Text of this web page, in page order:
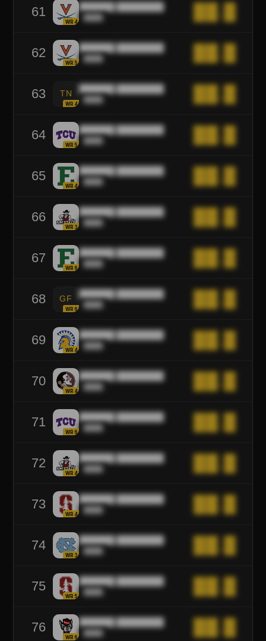
61
WR4
██████ ████████
████
62
WR5
██████ ████████
████
63 TN
WR4
██████ ████████
████
64
WR5
██████ ████████
████
65
WR4
██████ ████████
████
66
WR3
██████ ████████
████
67
WR6
██████ ████████
████
68 GF
WR6
██████ ████████
████
69
WR4
██████ ████████
████
70
WR4
██████ ████████
████
71
WR6
██████ ████████
████
72
WR4
██████ ████████
████
73
WR4
██████ ████████
████
74
WR3
██████ ████████
████
75
WR5
██████ ████████
████
76
WR6
██████ ████████
████